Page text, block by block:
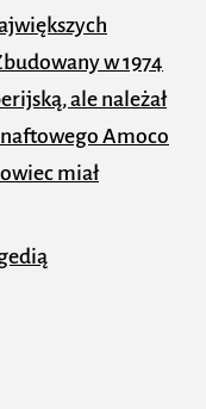
w 1974
ale należał
Amoco
miał